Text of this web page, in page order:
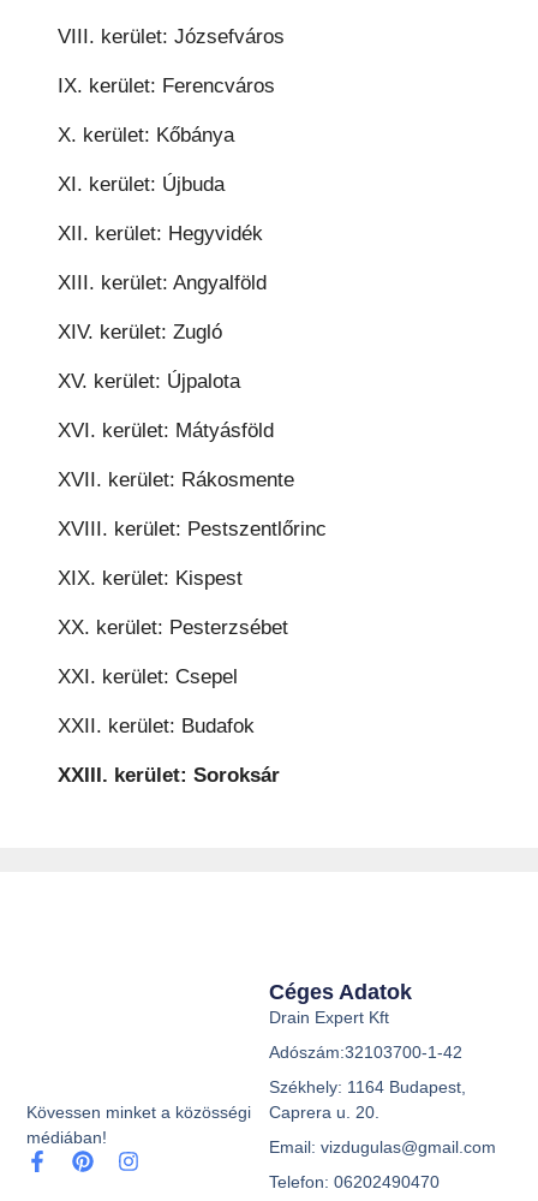
VIII. kerület: Józsefváros
IX. kerület: Ferencváros
X. kerület: Kőbánya
XI. kerület: Újbuda
XII. kerület: Hegyvidék
XIII. kerület: Angyalföld
XIV. kerület: Zugló
XV. kerület: Újpalota
XVI. kerület: Mátyásföld
XVII. kerület: Rákosmente
XVIII. kerület: Pestszentlőrinc
XIX. kerület: Kispest
XX. kerület: Pesterzsébet
XXI. kerület: Csepel
XXII. kerület: Budafok
XXIII. kerület: Soroksár
Kövessen minket a közösségi
médiában!
Céges Adatok
Drain Expert Kft
Adószám:32103700-1-42
Székhely: 1164 Budapest,
Caprera u. 20.
Email: vizdugulas@gmail.com
Telefon: 06202490470